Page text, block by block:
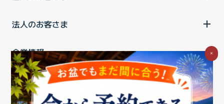
法人のお客さま
企業情報
ご利用中の方
×